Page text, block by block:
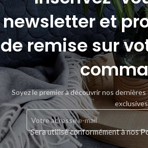
newsletter et
de remise sur
Soyez le premier à découvrir nos
exclusives
Sera utilisé conformément à nos
-15%
HOT